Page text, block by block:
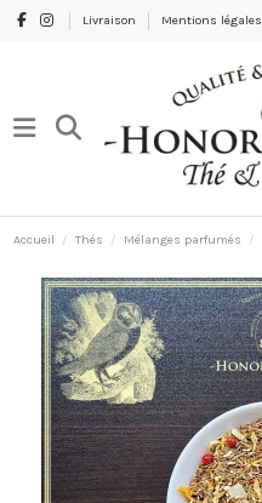
Livraison Mentions légales
Accueil Thés Mélanges parfumés